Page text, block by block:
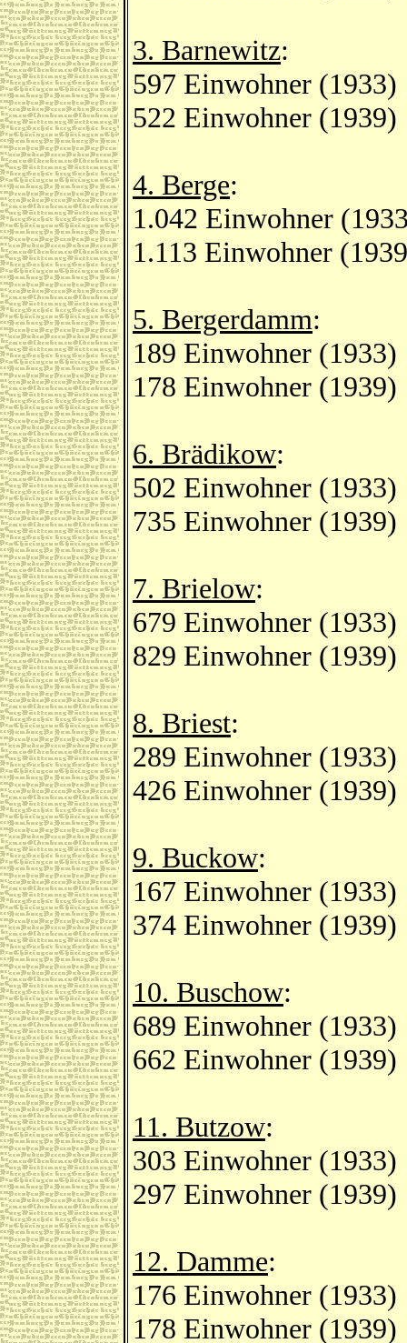
3. Barnewitz:
597 Einwohner (1933)
522 Einwohner (1939)
4. Berge:
1.042 Einwohner
1.113 Einwohner
5. Bergerdamm:
189 Einwohner (1933)
178 Einwohner (1939)
6. Brädikow:
502 Einwohner (1933)
735 Einwohner (1939)
7. Brielow:
679 Einwohner (1933)
829 Einwohner (1939)
8. Briest:
289 Einwohner (1933)
426 Einwohner (1939)
9. Buckow:
167 Einwohner (1933)
374 Einwohner (1939)
10. Buschow:
689 Einwohner (1933)
662 Einwohner (1939)
11. Butzow:
303 Einwohner (1933)
297 Einwohner (1939)
12. Damme:
176 Einwohner (1933)
178 Einwohner (1939)